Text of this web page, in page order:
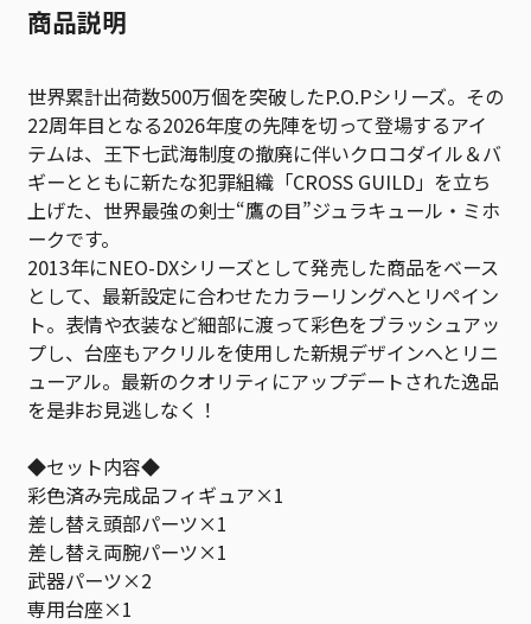
商品説明
世界累計出荷数500万個を突破したP.O.Pシリーズ。その
22周年目となる2026年度の先陣を切って登場するアイ
テムは、王下七武海制度の撤廃に伴いクロコダイル＆バ
ギーとともに新たな犯罪組織「CROSS GUILD」を立ち
上げた、世界最強の剣士“鷹の目”ジュラキュール・ミホ
ークです。
2013年にNEO-DXシリーズとして発売した商品をベース
として、最新設定に合わせたカラーリングへとリペイン
ト。表情や衣装など細部に渡って彩色をブラッシュアッ
プし、台座もアクリルを使用した新規デザインへとリニ
ューアル。最新のクオリティにアップデートされた逸品
を是非お見逃しなく！
◆セット内容◆
彩色済み完成品フィギュア×1
差し替え頭部パーツ×1
差し替え両腕パーツ×1
武器パーツ×2
専用台座×1